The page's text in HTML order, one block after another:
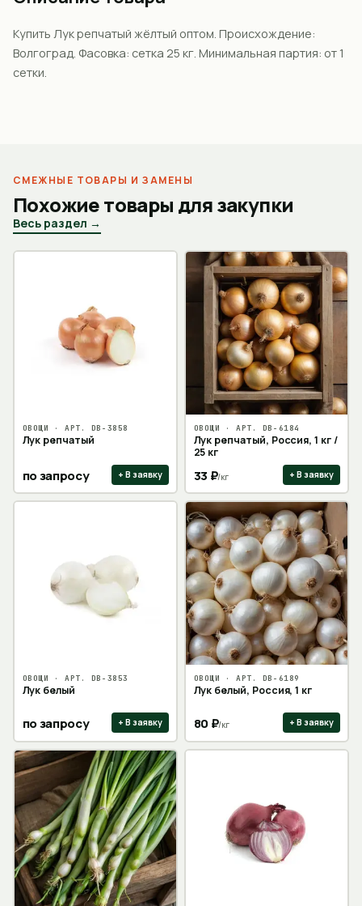
Купить Лук репчатый жёлтый оптом. Происхождение:
Волгоград. Фасовка: сетка 25 кг. Минимальная партия: от 1
сетки.
СМЕЖНЫЕ ТОВАРЫ И ЗАМЕНЫ
Похожие товары для закупки
Весь раздел →
ОВОЩИ · АРТ. DB-3858
Лук репчатый
по запросу + В заявку
ОВОЩИ · АРТ. DB-6184
Лук репчатый, Россия, 1 кг /
25 кг
33 ₽/кг + В заявку
ОВОЩИ · АРТ. DB-3853
Лук белый
по запросу + В заявку
ОВОЩИ · АРТ. DB-6189
Лук белый, Россия, 1 кг
80 ₽/кг + В заявку